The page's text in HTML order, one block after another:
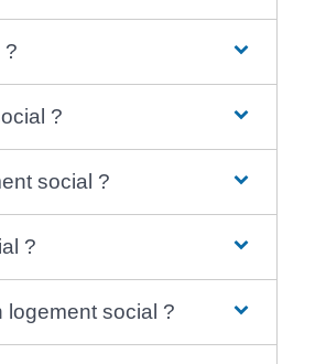
?
?
social ?
?
logement social ?